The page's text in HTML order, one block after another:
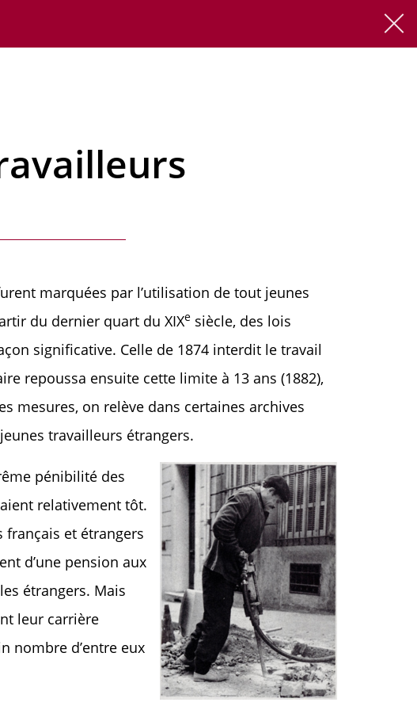
marquées par l’utilisation de tout jeunes
du dernier quart du XIXesiècle, des lois
significative. Celle de 1874 interdit le travail
repoussa ensuite cette limite à 13 ans (1882),
mesures, on relève dans certaines archives
travailleurs étrangers.
pénibilité des
relativement tôt.
et étrangers
d’une pension aux
étrangers. Mais
leur carrière
nombre d’entre eux